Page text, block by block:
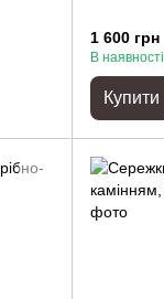
1 600 грн
В наявності
Купити